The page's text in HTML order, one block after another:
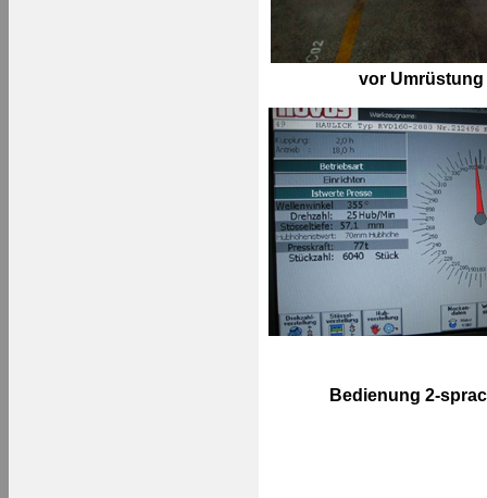
vor Umrüstung
Bedienung 2-